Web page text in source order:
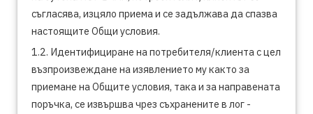
съгласява, изцяло приема и се задължава да спазва
настоящите Общи условия.
1.2. Идентифициране на потребителя/клиента с цел
възпроизвеждане на изявлението му както за
приемане на Общите условия, така и за направената
поръчка, се извършва чрез съхранените в лог -